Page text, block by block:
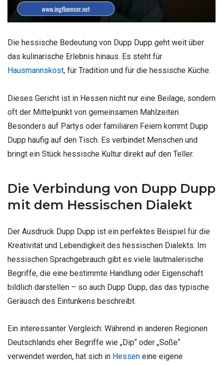
Die hessische Bedeutung von Dupp Dupp geht weit über
das kulinarische Erlebnis hinaus. Es steht für
Hausmannskost, für Tradition und für die hessische Küche.
Dieses Gericht ist in Hessen nicht nur eine Beilage, sondern
oft der Mittelpunkt von gemeinsamen Mahlzeiten.
Besonders auf Partys oder familiären Feiern kommt Dupp
Dupp häufig auf den Tisch. Es verbindet Menschen und
bringt ein Stück hessische Kultur direkt auf den Teller.
Die Verbindung von Dupp Dupp
mit dem Hessischen Dialekt
Der Ausdruck Dupp Dupp ist ein perfektes Beispiel für die
Kreativität und Lebendigkeit des hessischen Dialekts. Im
hessischen Sprachgebrauch gibt es viele lautmalerische
Begriffe, die eine bestimmte Handlung oder Eigenschaft
bildlich darstellen – so auch Dupp Dupp, das das typische
Geräusch des Eintunkens beschreibt.
Ein interessanter Vergleich: Während in anderen Regionen
Deutschlands eher Begriffe wie „Dip“ oder „Soße“
verwendet werden, hat sich in Hessen eine eigene